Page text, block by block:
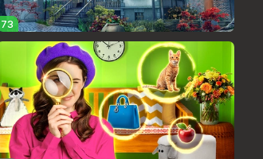
73